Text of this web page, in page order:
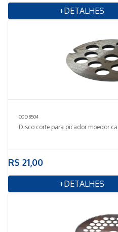
+DETALHES
COD 8504
Disco corte para picador moedor
R$ 21,00
+DETALHES